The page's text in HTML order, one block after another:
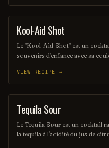
d'agrumes vient rehausser le
ravira vos papilles.
SHOT
Kool-Aid Shot
Le "Kool-Aid Shot" est un
souvenirs d'enfance avec sa
Aid, ce shot rafraîchissant est
entre amis. Sa simplicité et son
populaire pour ceux qui
VIEW RECIPE →
ORDINARY DRINK
Tequila Sour
Le Tequila Sour est un cocktail
la tequila à l'acidité du jus de